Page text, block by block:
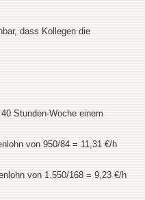
dass Kollegen die
Stunden-Woche einem
von 950/84 = 11,31 €/h
von 1.550/168 = 9,23 €/h